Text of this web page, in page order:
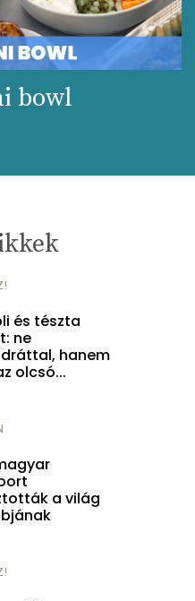
bowl
és tészta
ne
hanem
olcsó...
a világ